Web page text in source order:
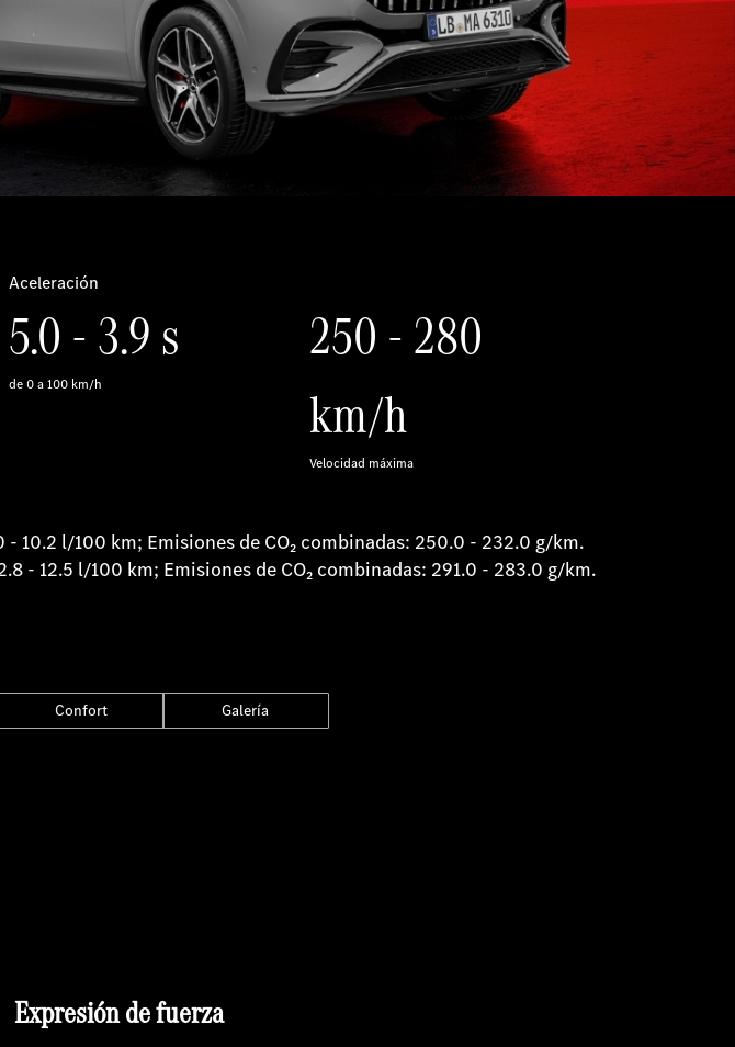
Aceleración
5.0 - 3.9 s
de 0 a 100 km/h
250 - 280
km/h
Velocidad máxima
10.2 l/100 km; Emisiones de CO₂ combinadas: 250.0 - 232.0 g/km.
- 12.5 l/100 km; Emisiones de CO₂ combinadas: 291.0 - 283.0 g/km.
Confort Galería
Expresión de fuerza